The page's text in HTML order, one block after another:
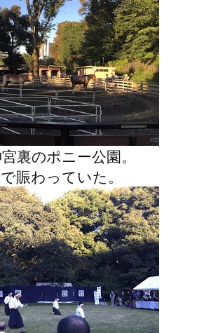
裏のポニー公園。
賑わっていた。